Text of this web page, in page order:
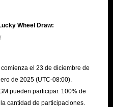
verificaciones de seguridad.
al mejor precio: hasta un
de IGGM para ganar comisiones.
o X para no perderte ninguna
Wheel Draw:
el 23 de diciembre de
de 2025 (UTC-08:00).
pueden participar. 100% de
cantidad de participaciones.